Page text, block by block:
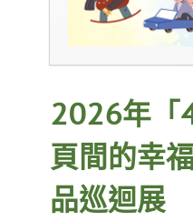
2026年「
頁間的幸
品巡迴展